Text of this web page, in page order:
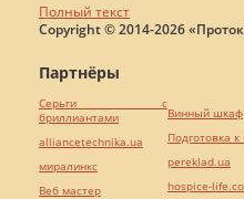
Полный текст
Copyright © 2014-2026
Партнёры
Серьги с
бриллиантами
alliancetechnika.ua
миралинкс
Веб мастер
Винный шкаф
Подготовка
pereklad.ua
hospice-